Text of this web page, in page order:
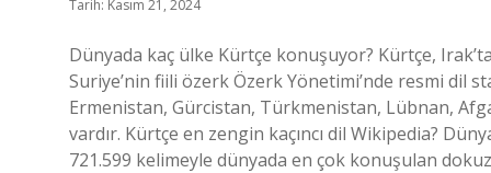
Tarih: Kasım 21, 2024
Dünyada kaç ülke Kürtçe konuşuyor? Kürtçe,
Suriye’nin fiili özerk Özerk Yönetimi’nde resmi dil
Ermenistan, Gürcistan, Türkmenistan, Lübnan,
vardır. Kürtçe en zengin kaçıncı dil Wikipedia?
721.599 kelimeyle dünyada en çok konuşulan